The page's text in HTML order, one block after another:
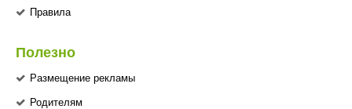
Правила
Полезно
Размещение рекламы
Родителям